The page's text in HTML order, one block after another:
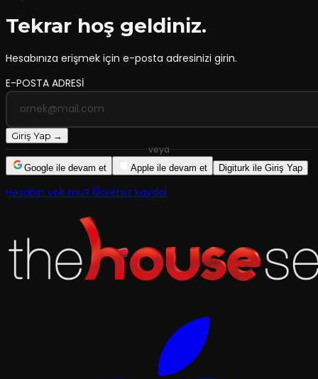
Tekrar hoş geldiniz.
Hesabınıza erişmek için e-posta adresinizi girin.
E-POSTA ADRESİ
Giriş Yap →
veya
Google ile devam et Apple ile devam et Digiturk ile Giriş Yap
Hesabın yok mu? Ücretsiz kaydol